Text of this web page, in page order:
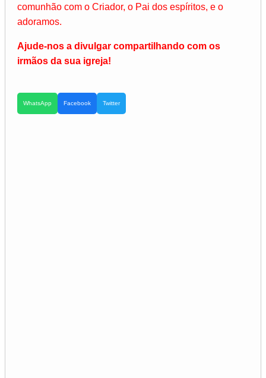
comunhão com o Criador, o Pai dos espíritos, e o
adoramos.
Ajude-nos a divulgar compartilhando com os
irmãos da sua igreja!
WhatsApp Facebook Twitter